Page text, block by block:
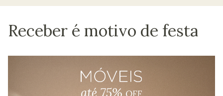
Receber é motivo de festa